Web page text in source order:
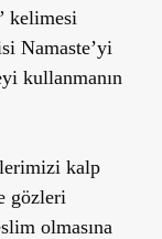
kelimesi
Namaste’yi
kullanmanın
kalp
gözleri
olmasına